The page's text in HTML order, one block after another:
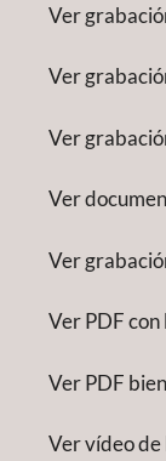
Ver
Ver
Ver
Ver
Ver
Ver PDF con
Ver PDF
Ver vídeo